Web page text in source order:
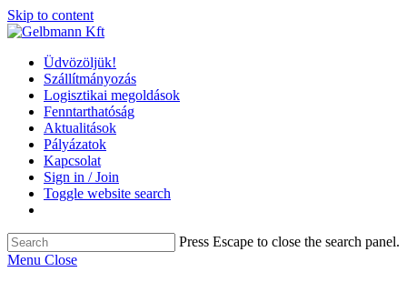
Skip to content
Üdvözöljük!
Szállítmányozás
Logisztikai megoldások
Fenntarthatóság
Aktualitások
Pályázatok
Kapcsolat
Sign in / Join
Toggle website search
Press Escape to close the search panel.
Menu Close